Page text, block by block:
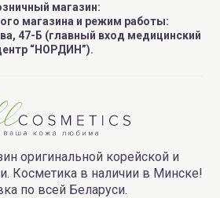
магазин:
магазина и режим работы:
47-Б (главный вход медицинский
“НОРДИН”).
оригинальной корейской и
Косметика в наличии в Минске!
по всей Беларуси.